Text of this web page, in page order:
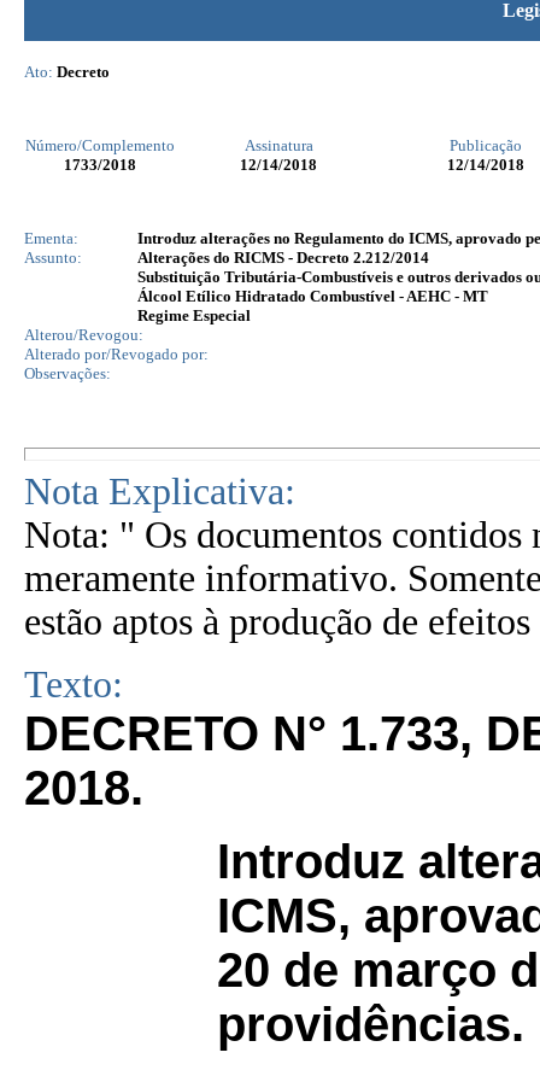
Ato: Decreto
Número/Complemento Assinatura
Publicação
1733/2018 12/14/2018 12/14/2018
Ementa:
Introduz alterações no Regulamento do ICMS, aprovado
Assunto:
Alterações do RICMS - Decreto 2.212/2014
Substituição Tributária-Combustíveis e outros derivados
Álcool Etílico Hidratado Combustível - AEHC - MT
Regime Especial
Alterou/Revogou:
Alterado por/Revogado por:
Observações:
Nota Explicativa:
Nota: " Os documentos contidos
meramente informativo.
estão aptos à produção de
Texto:
DECRETO N° 1.733,
2018.
Introduz
ICMS,
20 de março
providências.